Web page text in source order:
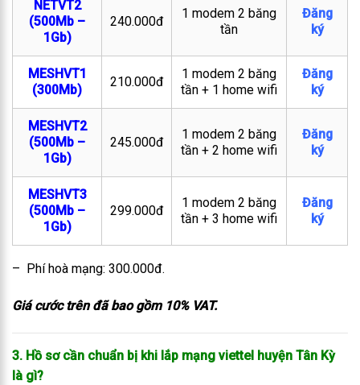
NETVT2
(500Mb –
1Gb)
240.000đ
1 modem 2 băng
tần
Đăng
ký
MESHVT1
(300Mb)
210.000đ
1 modem 2 băng
tần + 1 home wifi
Đăng
ký
MESHVT2
(500Mb –
1Gb)
245.000đ
1 modem 2 băng
tần + 2 home wifi
Đăng
ký
MESHVT3
(500Mb –
1Gb)
299.000đ
1 modem 2 băng
tần + 3 home wifi
Đăng
ký
– Phí hoà mạng: 300.000đ.
Giá cước trên đã bao gồm 10% VAT.
3. Hồ sơ cần chuẩn bị khi lắp mạng viettel huyện Tân Kỳ
là gì?